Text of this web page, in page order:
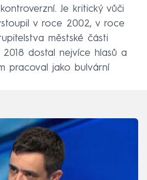
Je kritický vůči
v roce 2002, v roce
městské části
dostal nejvíce hlasů a
pracoval jako bulvární